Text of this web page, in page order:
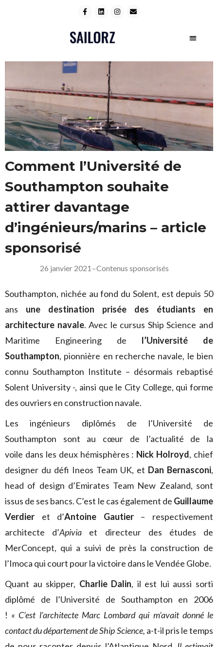
Comment l’Université de
Southampton souhaite
attirer davantage
d’ingénieurs/marins – article
sponsorisé
26 janvier 2021 –Contenus sponsorisés
Southampton, nichée au fond du Solent, est depuis 50
ans une destination prisée des étudiants en
architecture navale. Avec le cursus Ship Science and
Maritime Engineering de l’Université de
Southampton, pionnière en recherche navale, le bien
connu Southampton Institute – désormais rebaptisé
Solent University -, ainsi que le City College, qui forme
des ouvriers en construction navale.
Les ingénieurs diplômés de l’Université de
Southampton sont au cœur de l’actualité de la
voile dans les deux hémisphères : Nick Holroyd, chief
designer du défi Ineos Team UK, et Dan Bernasconi,
head of design d’Emirates Team New Zealand, sont
issus de ses bancs. C’est le cas également de Guillaume
Verdier et d’Antoine Gautier– respectivement
architecte d’Apivia et directeur des études de
MerConcept, qui a suivi de près la construction de
l’Imoca qui court pour la victoire dans le Vendée Globe.
Quant au skipper, Charlie Dalin, il est lui aussi sorti
diplômé de l’Université de Southampton en 2006
! « C’est l’architecte Marc Lombard qui m’avait donné le
contact du département de Ship Science, a-t-il pris le temps